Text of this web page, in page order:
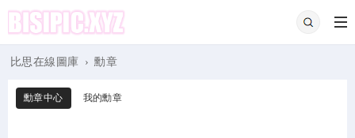
比思在線圖庫 › 勳章
勳章中心 我的勳章